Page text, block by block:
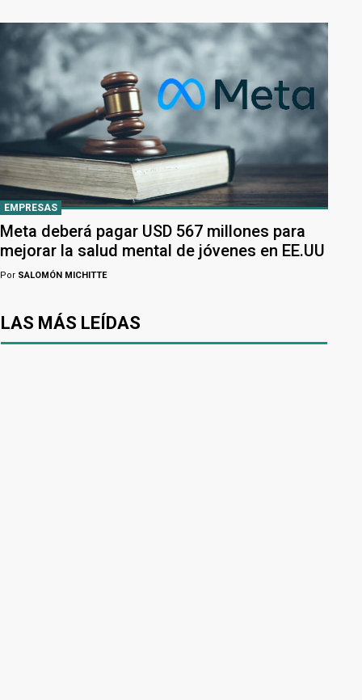
EMPRESAS
Meta deberá pagar USD 567 millones para
mejorar la salud mental de jóvenes en EE.UU
Por SALOMÓN MICHITTE
LAS MÁS LEÍDAS